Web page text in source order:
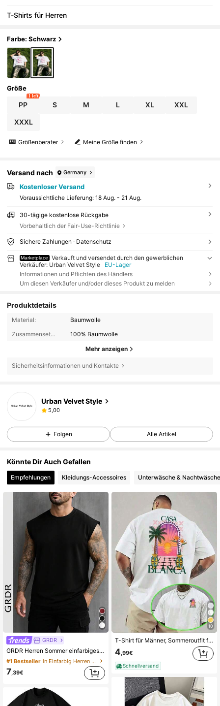
T-Shirts für Herren
Farbe: Schwarz
Größe
PP
1 left
S M L XL XXL
XXXL
Meine Größe finden
Größenberater
Versand nach Germany
Kostenloser Versand
Voraussichtliche Lieferung: 18 Aug. - 21 Aug.
30-tägige kostenlose Rückgabe
Vorbehaltlich der Fair-Use-Richtlinie
Sichere Zahlungen · Datenschutz
Marketplace
Verkauft und versendet durch den gewerblichen
Verkäufer: Urban Velvet Style
EU-Lager
Informationen und Pflichten des Händlers
Um diesen Verkäufer und/oder dieses Produkt zu melden
Produktdetails
Material:
Baumwolle
Zusammensetzung:
100% Baumwolle
Mehr anzeigen
Sicherheitsinformationen und Kontakte
Urban Velvet Style
5,00
Folgen Alle Artikel
Könnte Dir Auch Gefallen
Empfehlungen Kleidungs-Accessoires Unterwäsche & Nachtwäsche
GRDR
GRDR Herren Sommer einfarbiges Rundhals Lässig Loose Tank Top
#1 Bestseller in Einfarbig Herren Tanktops
7,39€
10
T-Shirt für Männer, Sommeroutfit für Männer, Y2K-Streetwear-Shirt für Männer, Baumwoll-Oberteile, Damen-T-Shirt-Oberteile, 90er-Jahre-Stil, Vatertagsgeschenk, Festival-Outfit für Männer
4,99€
Schnellversand